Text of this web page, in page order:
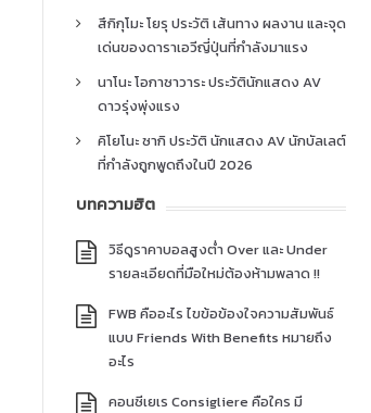
สึกิกุโมะ โยรุ ประวัติ เส้นทาง ผลงาน และจุด
เด่นของดาราเอวีญี่ปุ่นที่กำลังมาแรง
นาโนะ โอกาซาวาระ ประวัตินักแสดง AV
ดาวรุ่งพุ่งแรง
คิโยโนะ ซากิ ประวัติ นักแสดง AV นักบัลเลต์
ที่กำลังถูกพูดถึงในปี 2026
บทความฮิต
วิธีดูราคาบอลสูงต่ำ Over และ Under
รายละเอียดที่มือใหม่ต้องห้ามพลาด !!
FWB คืออะไร ไขข้อข้องใจความสัมพันธ์
แบบ Friends With Benefits หมายถึง
อะไร
คอนซีเยเร Consigliere คือใคร มี